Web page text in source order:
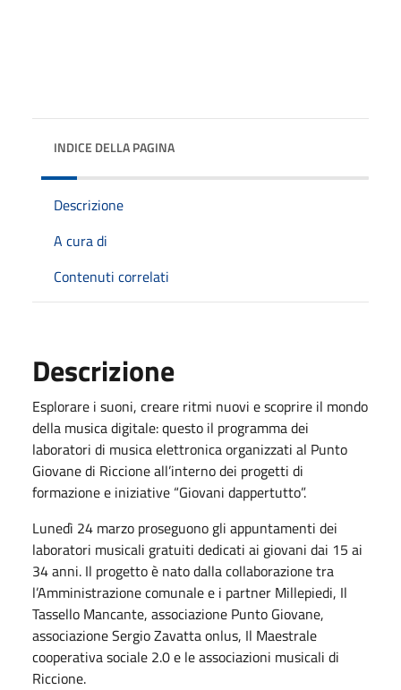
INDICE DELLA PAGINA
Descrizione
A cura di
Contenuti correlati
Descrizione
Esplorare i suoni, creare ritmi nuovi e scoprire il mondo
della musica digitale: questo il programma dei
laboratori di musica elettronica organizzati al Punto
Giovane di Riccione all’interno dei progetti di
formazione e iniziative “Giovani dappertutto”.
Lunedì 24 marzo proseguono gli appuntamenti dei
laboratori musicali gratuiti dedicati ai giovani dai 15 ai
34 anni. Il progetto è nato dalla collaborazione tra
l’Amministrazione comunale e i partner Millepiedi, Il
Tassello Mancante, associazione Punto Giovane,
associazione Sergio Zavatta onlus, Il Maestrale
cooperativa sociale 2.0 e le associazioni musicali di
Riccione.